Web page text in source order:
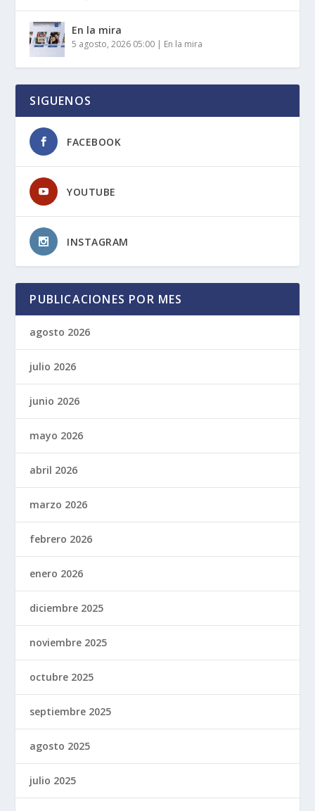
En la mira
5 agosto, 2026 05:00 | En la mira
SIGUENOS
FACEBOOK
YOUTUBE
INSTAGRAM
PUBLICACIONES POR MES
agosto 2026
julio 2026
junio 2026
mayo 2026
abril 2026
marzo 2026
febrero 2026
enero 2026
diciembre 2025
noviembre 2025
octubre 2025
septiembre 2025
agosto 2025
julio 2025